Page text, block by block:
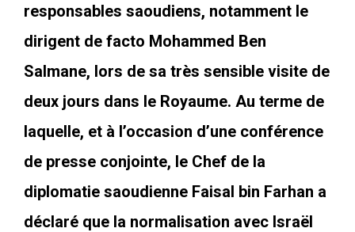
responsables saoudiens, notamment le
dirigent de facto Mohammed Ben
Salmane, lors de sa très sensible visite de
deux jours dans le Royaume. Au terme de
laquelle, et à l’occasion d’une conférence
de presse conjointe, le Chef de la
diplomatie saoudienne Faisal bin Farhan a
déclaré que la normalisation avec Israël